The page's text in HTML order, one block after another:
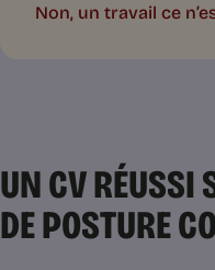
Non, un travail ce
UN CV RÉUSSI
DE POSTURE